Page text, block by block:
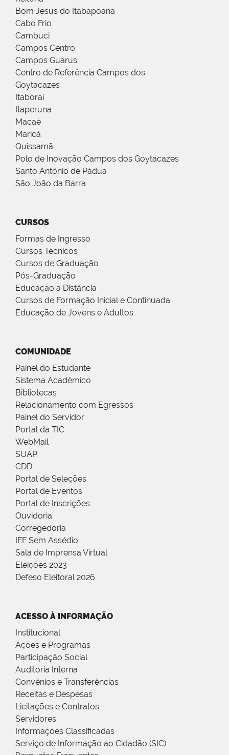
Bom Jesus do Itabapoana
Cabo Frio
Cambuci
Campos Centro
Campos Guarus
Centro de Referência Campos dos
Goytacazes
Itaboraí
Itaperuna
Macaé
Maricá
Quissamã
Polo de Inovação Campos dos Goytacazes
Santo Antônio de Pádua
São João da Barra
CURSOS
Formas de Ingresso
Cursos Técnicos
Cursos de Graduação
Pós-Graduação
Educação a Distância
Cursos de Formação Inicial e Continuada
Educação de Jovens e Adultos
COMUNIDADE
Painel do Estudante
Sistema Acadêmico
Bibliotecas
Relacionamento com Egressos
Painel do Servidor
Portal da TIC
WebMail
SUAP
CDD
Portal de Seleções
Portal de Eventos
Portal de Inscrições
Ouvidoria
Corregedoria
IFF Sem Assédio
Sala de Imprensa Virtual
Eleições 2023
Defeso Eleitoral 2026
ACESSO À INFORMAÇÃO
Institucional
Ações e Programas
Participação Social
Auditoria Interna
Convênios e Transferências
Receitas e Despesas
Licitações e Contratos
Servidores
Informações Classificadas
Serviço de Informação ao Cidadão (SIC)